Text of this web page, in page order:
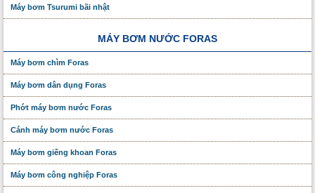
Máy bơm Tsurumi bãi nhật
MÁY BƠM NƯỚC FORAS
Máy bơm chìm Foras
Máy bơm dân dụng Foras
Phớt máy bơm nước Foras
Cánh máy bơm nước Foras
Máy bơm giếng khoan Foras
Máy bơm công nghiệp Foras